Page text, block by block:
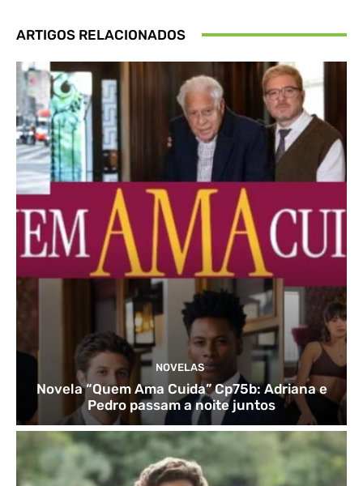
ARTIGOS RELACIONADOS
NOVELAS
Novela “Quem Ama Cuida” Cp75b: Adriana e
Pedro passam a noite juntos